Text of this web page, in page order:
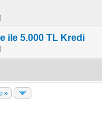
0
ile 5.000 TL Kredi
0
»